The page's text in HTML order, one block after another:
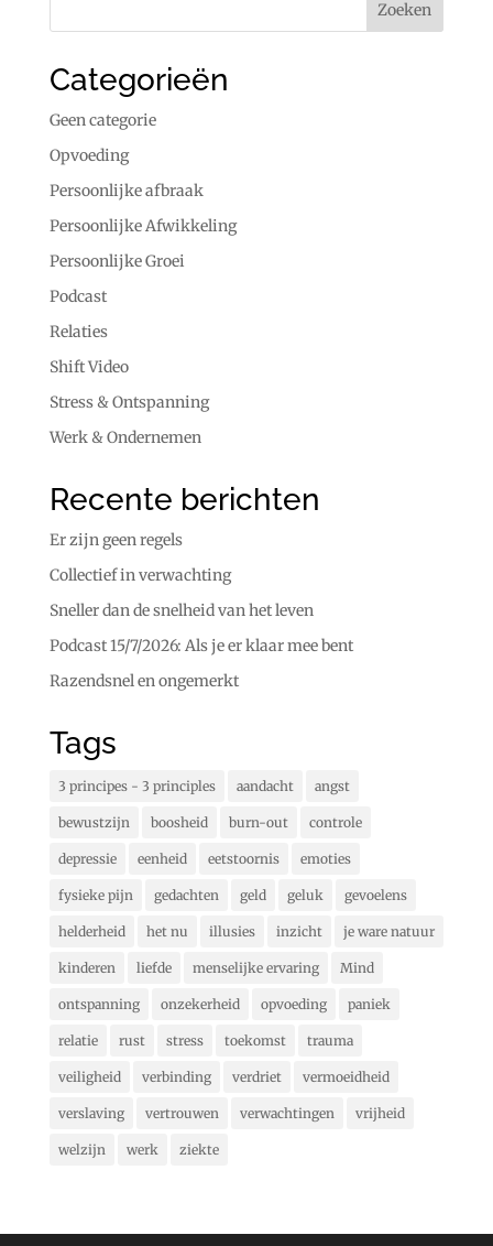
Categorieën
Geen categorie
Opvoeding
Persoonlijke afbraak
Persoonlijke Afwikkeling
Persoonlijke Groei
Podcast
Relaties
Shift Video
Stress & Ontspanning
Werk & Ondernemen
Recente berichten
Er zijn geen regels
Collectief in verwachting
Sneller dan de snelheid van het leven
Podcast 15/7/2026: Als je er klaar mee bent
Razendsnel en ongemerkt
Tags
3 principes - 3 principles aandacht angst
bewustzijn boosheid burn-out controle
depressie eenheid eetstoornis emoties
fysieke pijn gedachten geld geluk gevoelens
helderheid het nu illusies inzicht je ware natuur
kinderen liefde menselijke ervaring Mind
ontspanning onzekerheid opvoeding paniek
relatie rust stress toekomst trauma
veiligheid verbinding verdriet vermoeidheid
verslaving vertrouwen verwachtingen vrijheid
welzijn werk ziekte